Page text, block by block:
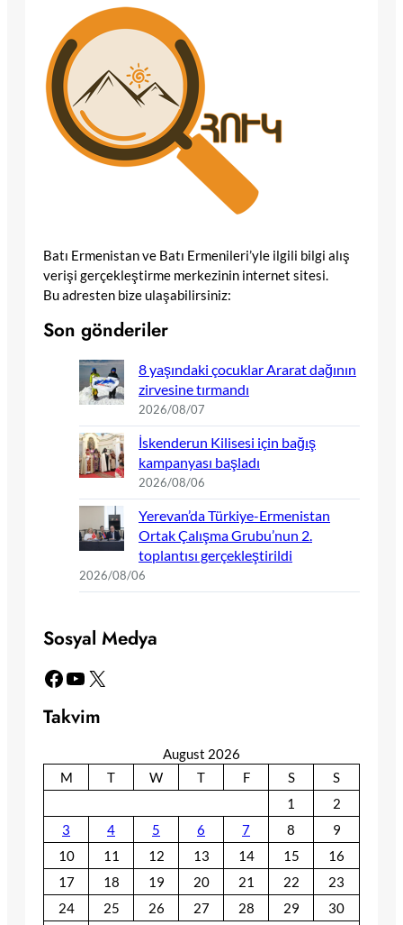
Batı Ermenistan ve Batı Ermenileri’yle ilgili bilgi alış
verişi gerçekleştirme merkezinin internet sitesi.
Bu adresten bize ulaşabilirsiniz:
Son gönderiler
8 yaşındaki çocuklar Ararat dağının
zirvesine tırmandı
2026/08/07
İskenderun Kilisesi için bağış
kampanyası başladı
2026/08/06
Yerevan’da Türkiye-Ermenistan
Ortak Çalışma Grubu’nun 2.
toplantısı gerçekleştirildi
2026/08/06
Sosyal Medya
Facebook YouTube X
Takvim
August 2026
M
T W T F S
S
1
2
3
4 5 6 7 8
9
10
11 12 13 14 15
16
17
18 19 20 21 22
23
24
25 26 27 28 29
30